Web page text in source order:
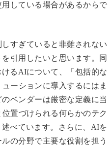
している場合があるからで
すぎていると非難されない
引用したいと思います。同
るAIについて、「包括的な
ーションに導入するにはま
ベンダーは厳密な定義に当
置づけられる何らかのテク
べています。さらに、AIを
の分野で主要な役割を担う